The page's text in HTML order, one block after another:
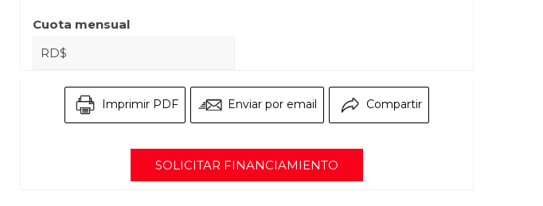
Cuota mensual
RD$
Imprimir PDF Enviar por email Compartir
SOLICITAR FINANCIAMIENTO